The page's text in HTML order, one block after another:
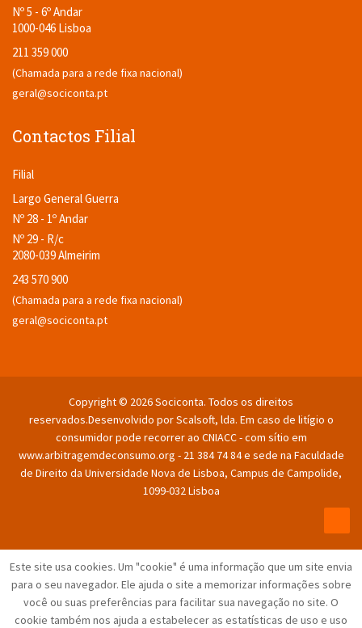
Nº 5 - 6º Andar
1000-046 Lisboa
211 359 000
(Chamada para a rede fixa nacional)
geral@sociconta.pt
Contactos Filial
Filial
Largo General Guerra
Nº 28 - 1º Andar
Nº 29 - R/c
2080-039 Almeirim
243 570 900
(Chamada para a rede fixa nacional)
geral@sociconta.pt
Copyright © 2026 Sociconta. Todos os direitos
reservados.Desenvolvido por Scalsoft, lda. Em caso de litígio o
consumidor pode recorrer ao CNIACC - com sítio em
www.arbitragemdeconsumo.org - 21 384 74 84 e sede na Faculdade
de Direito da Universidade Nova de Lisboa, Campus de Campolide,
1099-032 Lisboa
Este site usa cookies. Um "cookie" é uma informação que um site envia
para o seu navegador. Ele ajuda o site a memorizar informações sobre
você ou suas preferências para facilitar sua navegação no site. O
cookie também nos ajuda a estabelecer as estatísticas de uso e uso